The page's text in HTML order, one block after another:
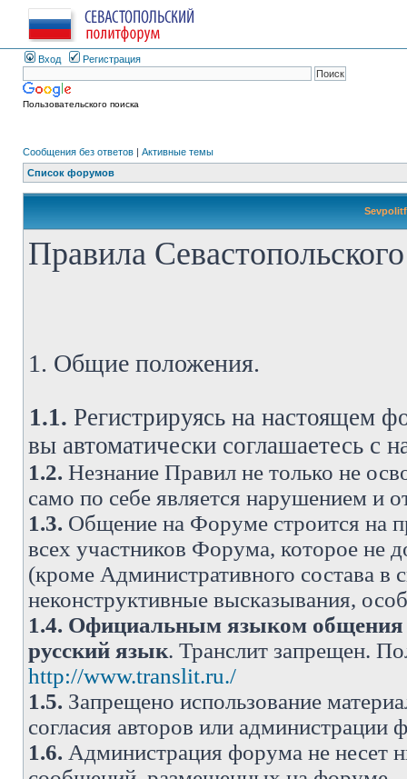
Вход Регистрация
Пользовательского поиска
Сообщения без ответов | Активные темы
Список форумов
Правила
1. Общие положения.
1.1. Регистрируясь на настоящем
вы автоматически соглашаетесь
1.2. Незнание Правил не только не
само по себе является нарушением и
1.3. Общение на Форуме строится на
всех участников Форума, которое не
(кроме Административного состава в
неконструктивные высказывания,
1.4. Официальным языком общения
русский язык. Транслит запрещен.
http://www.translit.ru./
1.5. Запрещено использование
согласия авторов или администрации
1.6. Администрация форума не несет